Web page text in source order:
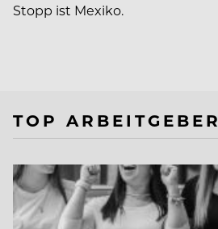
Stopp ist Mexiko.
TOP ARBEITGEBER